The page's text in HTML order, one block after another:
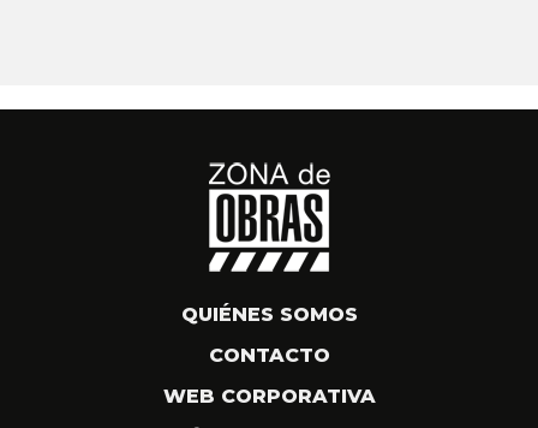
QUIÉNES SOMOS
CONTACTO
WEB CORPORATIVA